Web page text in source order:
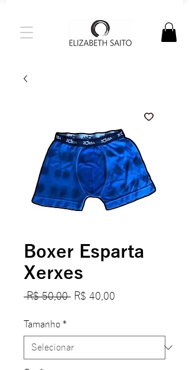
Boxer Esparta
Xerxes
R$ 50,00 Preço
R$ 40,00
Tamanho *